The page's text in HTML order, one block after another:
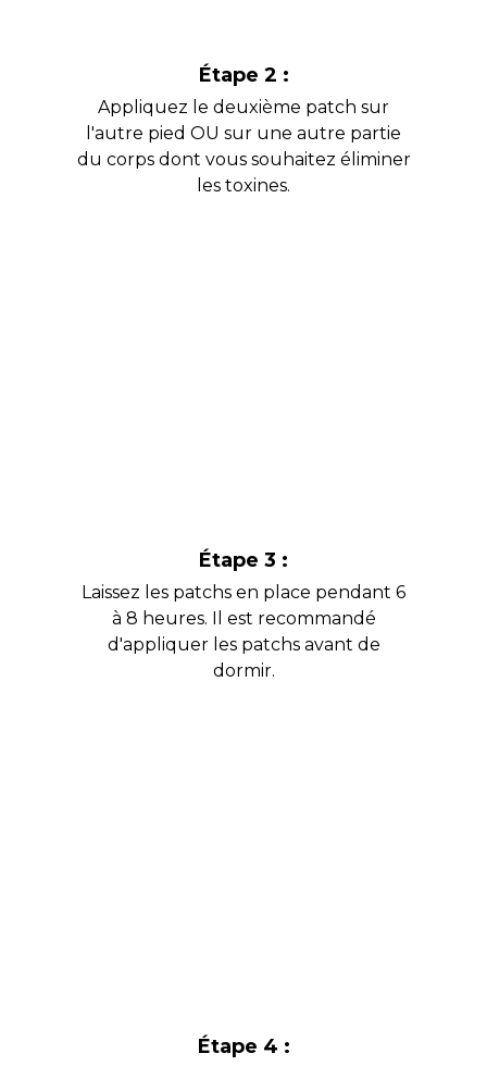
Étape 2 :
Appliquez le deuxième patch sur
l'autre pied OU sur une autre partie
du corps dont vous souhaitez éliminer
les toxines.
Étape 3 :
Laissez les patchs en place pendant 6
à 8 heures. Il est recommandé
d'appliquer les patchs avant de
dormir.
Étape 4 :